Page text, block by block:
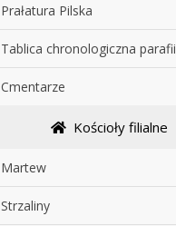
Prałatura Pilska
Tablica chronologiczna parafii
Cmentarze
Kościoły filialne
Martew
Strzaliny